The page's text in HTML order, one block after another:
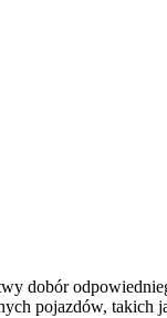
dobór
pojazdów, takich